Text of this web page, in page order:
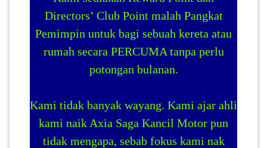
Directors’ Club Point malah Pangkat
Pemimpin untuk bagi sebuah kereta atau
rumah secara PERCUMA tanpa perlu
potongan bulanan.
Kami tidak banyak wayang. Kami ajar ahli
kami naik Axia Saga Kancil Motor pun
tidak mengapa, sebab fokus kami nak